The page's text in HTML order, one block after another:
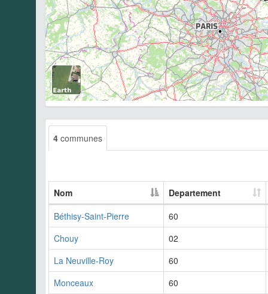
4 communes
Nom
Departement
Béthisy-Saint-Pierre
60
Chouy
02
La Neuville-Roy
60
Monceaux
60